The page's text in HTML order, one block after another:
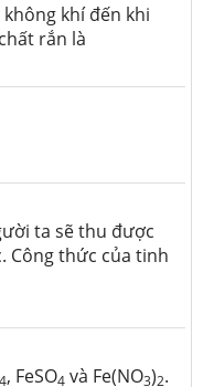
khí đến khi
rắn là
ta sẽ thu được
Công thức của tinh
4, FeSO4 và Fe(NO3)2.